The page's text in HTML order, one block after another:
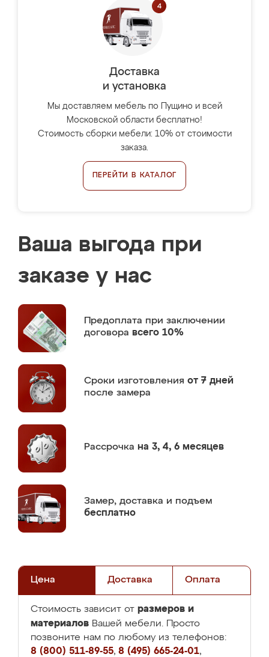
Доставка
и установка
Мы доставляем мебель по Пущино и всей
Московской области бесплатно!
Стоимость сборки мебели: 10% от стоимости
заказа.
ПЕРЕЙТИ В КАТАЛОГ
Ваша выгода при
заказе у нас
Предоплата при заключении
договора всего 10%
Сроки изготовления от 7 дней
после замера
Рассрочка на 3, 4, 6 месяцев
Замер, доставка и подъем
бесплатно
Цена Доставка Оплата
Стоимость зависит от размеров и
материалов Вашей мебели. Просто
позвоните нам по любому из телефонов:
8 (800) 511-89-55, 8 (495) 665-24-01,